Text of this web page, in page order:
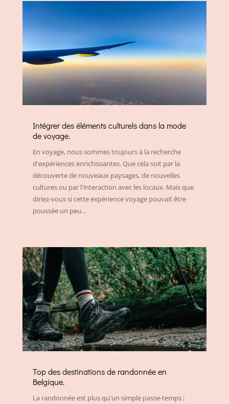
Intégrer des éléments culturels dans la mode
de voyage.
En voyage, nous sommes toujours à la recherche
d'expériences enrichissantes. Que cela soit par la
découverte de nouveaux paysages, de nouvelles
cultures ou par l'interaction avec les locaux. Mais que
diriez-vous si cette expérience voyage pouvait être
poussée un peu...
Top des destinations de randonnée en
Belgique.
La randonnée est plus qu'un simple passe-temps ;